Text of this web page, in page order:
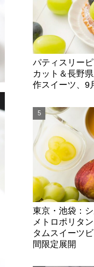
パティスリー
カット＆長野
作スイーツ、9
東京・池袋：
メトロポリタ
タムスイーツ
間限定展開